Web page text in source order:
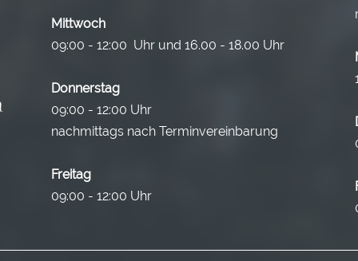
Mittwoch
09:00 - 12:00 Uhr und 16.00 - 18.00 Uhr
Donnerstag
09:00 - 12:00 Uhr
nachmittags nach Terminvereinbarung
Freitag
09:00 - 12:00 Uhr